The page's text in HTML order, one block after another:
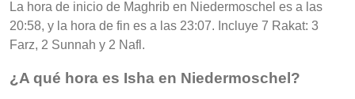
La hora de inicio de Maghrib en Niedermoschel es a las
20:58, y la hora de fin es a las 23:07. Incluye 7 Rakat: 3
Farz, 2 Sunnah y 2 Nafl.
¿A qué hora es Isha en Niedermoschel?